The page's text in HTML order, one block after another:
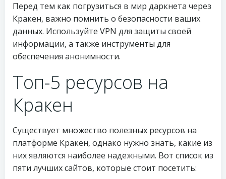
Перед тем как погрузиться в мир даркнета через
Кракен, важно помнить о безопасности ваших
данных. Используйте VPN для защиты своей
информации, а также инструменты для
обеспечения анонимности.
Топ-5 ресурсов на
Кракен
Существует множество полезных ресурсов на
платформе Кракен, однако нужно знать, какие из
них являются наиболее надежными. Вот список из
пяти лучших сайтов, которые стоит посетить: